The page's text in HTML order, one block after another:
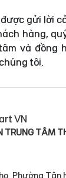
gửi lời
hàng,
và đồng
tôi.
TRUNG TÂM
Phường Tân